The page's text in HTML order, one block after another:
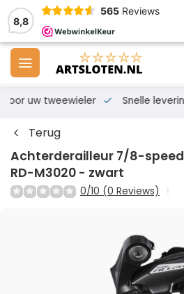
8,8
565 Reviews
voor uw tweewieler Snelle
Terug
Achterderailleur 7/8-
RD-M3020 - zwart
0/10 (0 Reviews)